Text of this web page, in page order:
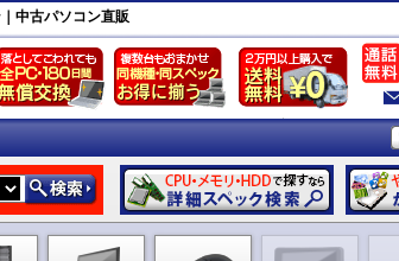
中古パソコン直販